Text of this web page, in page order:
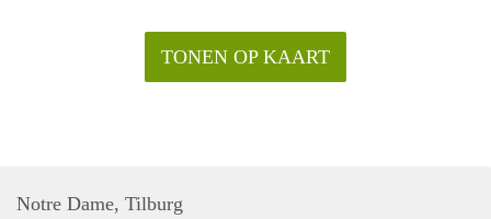
TONEN OP KAART
Notre Dame, Tilburg